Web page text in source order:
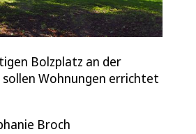
Bolzplatz an der
Wohnungen errichtet
Broch